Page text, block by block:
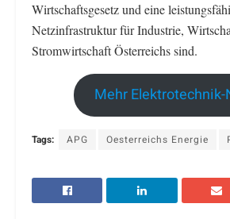
Wirtschaftsgesetz und eine
Netzinfrastruktur für Industrie,
Stromwirtschaft Österreichs sind.
Mehr
Tags: APG Oesterreichs Energie